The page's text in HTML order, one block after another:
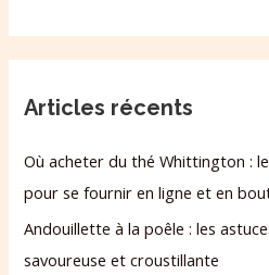
Articles récents
Où acheter du thé Whittington :
pour se fournir en ligne et en
Andouillette à la poêle : les
savoureuse et croustillante